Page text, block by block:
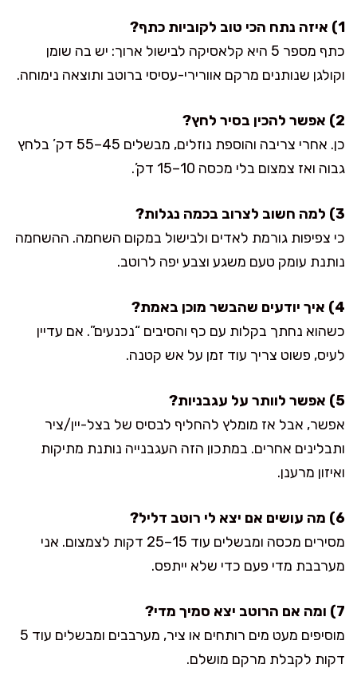
1) איזה נתח הכי טוב לקוביות כתף?
כתף מספר 5 היא קלאסיקה לבישול ארוך: יש בה שומן
וקולגן שנותנים מרקם אוורירי-עסיסי ברוטב ותוצאה נימוחה.
2) אפשר להכין בסיר לחץ?
כן. אחרי צריבה והוספת נוזלים, מבשלים 45–55 דק’ בלחץ
גבוה ואז צמצום בלי מכסה 10–15 דק’.
3) למה חשוב לצרוב בכמה נגלות?
כי צפיפות גורמת לאדים ולבישול במקום השחמה. ההשחמה
נותנת עומק טעם משגע וצבע יפה לרוטב.
4) איך יודעים שהבשר מוכן באמת?
כשהוא נחתך בקלות עם כף והסיבים “נכנעים”. אם עדיין
לעיס, פשוט צריך עוד זמן על אש קטנה.
5) אפשר לוותר על עגבניות?
אפשר, אבל אז מומלץ להחליף לבסיס של בצל-יין/ציר
ותבלינים אחרים. במתכון הזה העגבנייה נותנת מתיקות
ואיזון מרענן.
6) מה עושים אם יצא לי רוטב דליל?
מסירים מכסה ומבשלים עוד 15–25 דקות לצמצום. אני
מערבבת מדי פעם כדי שלא ייתפס.
7) ומה אם הרוטב יצא סמיך מדי?
מוסיפים מעט מים רותחים או ציר, מערבבים ומבשלים עוד 5
דקות לקבלת מרקם מושלם.